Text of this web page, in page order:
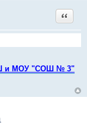
и МОУ "СОШ № 3"